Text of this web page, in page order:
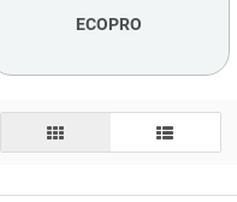
ECOPRO